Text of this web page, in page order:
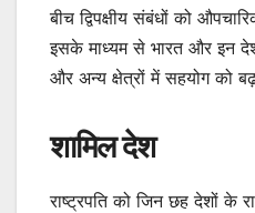
बीच द्विपक्षीय संबंधों को
इसके माध्यम से भारत और इन
और अन्य क्षेत्रों में सहयोग को
शामिल देश
राष्ट्रपति को जिन छह देशों के